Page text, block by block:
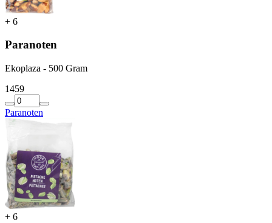
+ 6
Paranoten
Ekoplaza - 500 Gram
1459
Paranoten
+ 6